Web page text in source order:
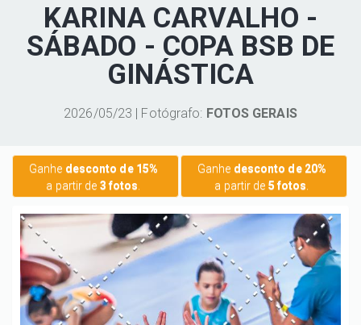
KARINA CARVALHO -
SÁBADO - COPA BSB DE
GINÁSTICA
2026/05/23 | Fotógrafo: FOTOS GERAIS
Ganhe desconto de 15%
a partir de 3 fotos
Ganhe desconto de 20%
a partir de 5 fotos